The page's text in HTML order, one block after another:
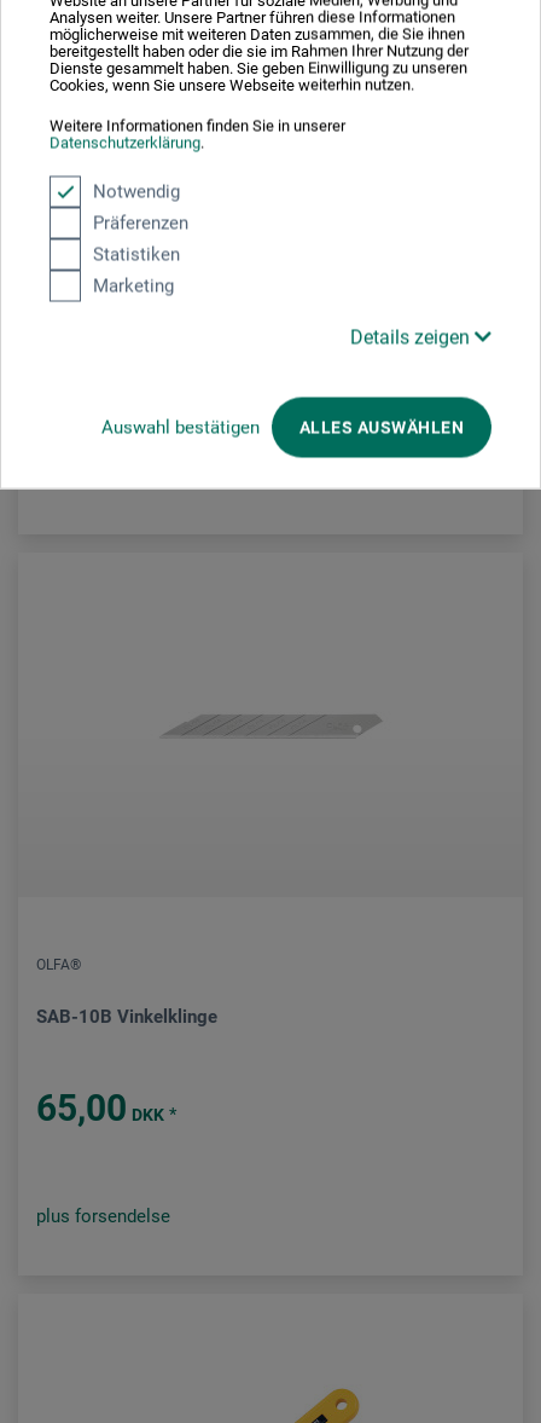
Analysen weiter. Unsere Partner führen diese Informationen
möglicherweise mit weiteren Daten zusammen, die Sie ihnen
bereitgestellt haben oder die sie im Rahmen Ihrer Nutzung der
Dienste gesammelt haben. Sie geben Einwilligung zu unseren
Cookies, wenn Sie unsere Webseite weiterhin nutzen.
Weitere Informationen finden Sie in unserer
Datenschutzerklärung.
Notwendig
Präferenzen
Statistiken
Marketing
Details zeigen
Auswahl bestätigen ALLES AUSWÄHLEN
Klinge til AK-5 kunstnerkniv
OLFA®
SAB-10B Vinkelklinge
65,00 DKK *
plus forsendelse